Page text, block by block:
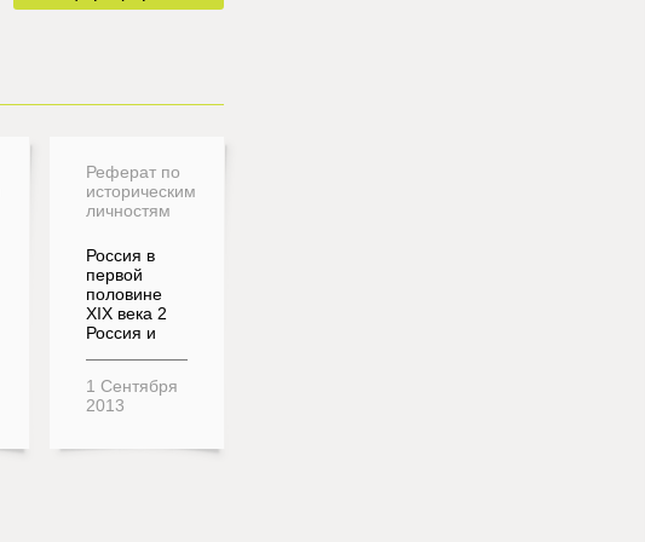
Реферат по
историческим
личностям
Россия в
первой
половине
XIX века 2
Россия и
1 Сентября
2013